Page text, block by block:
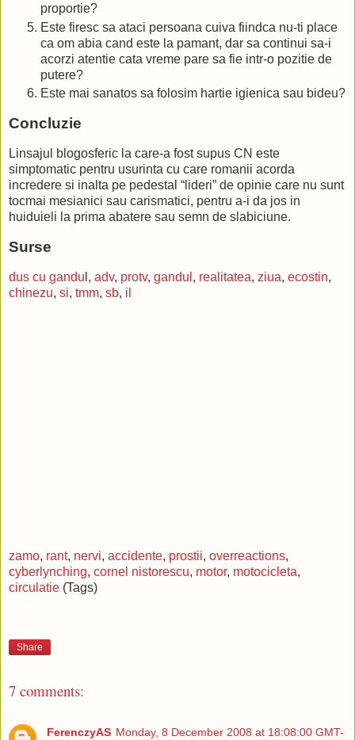
proportie?
Este firesc sa ataci persoana cuiva fiindca nu-ti place
ca om abia cand este la pamant, dar sa continui sa-i
acorzi atentie cata vreme pare sa fie intr-o pozitie de
putere?
Este mai sanatos sa folosim hartie igienica sau bideu?
Concluzie
Linsajul blogosferic la care-a fost supus CN este
simptomatic pentru usurinta cu care romanii acorda
incredere si inalta pe pedestal “lideri” de opinie care nu sunt
tocmai mesianici sau carismatici, pentru a-i da jos in
huiduieli la prima abatere sau semn de slabiciune.
Surse
dus cu gandu l, adv, protv, gandul , realitatea, ziua, ecostin,
chinezu, si, tmm, sb, il
zamo, rant, nervi, accidente, prostii, overreactions,
cyberlynching, cornel nistorescu, motor, motocicleta,
circulatie (Tags)
Share
7 comments:
FerenczyAS Monday, 8 December 2008 at 18:08:00 GMT-